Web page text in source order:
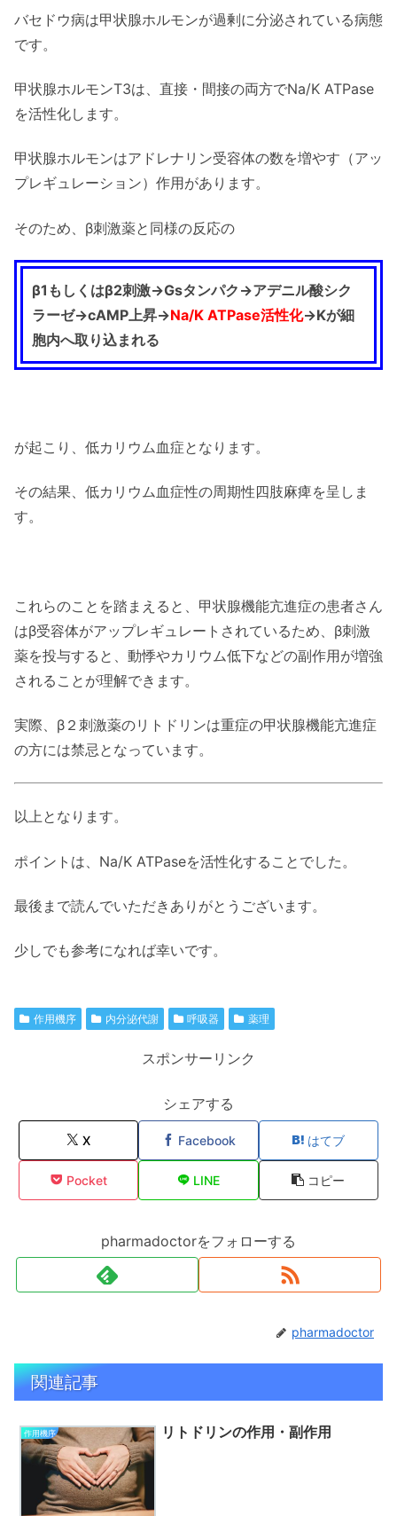
バセドウ病は甲状腺ホルモンが過剰に分泌されている病態
です。
甲状腺ホルモンT3は、直接・間接の両方でNa/K ATPase
を活性化します。
甲状腺ホルモンはアドレナリン受容体の数を増やす（アッ
プレギュレーション）作用があります。
そのため、β刺激薬と同様の反応の
β1もしくはβ2刺激→Gsタンパク→アデニル酸シク
ラーゼ→cAMP上昇→Na/K ATPase活性化→Kが細
胞内へ取り込まれる
が起こり、低カリウム血症となります。
その結果、低カリウム血症性の周期性四肢麻痺を呈しま
す。
これらのことを踏まえると、甲状腺機能亢進症の患者さん
はβ受容体がアップレギュレートされているため、β刺激
薬を投与すると、動悸やカリウム低下などの副作用が増強
されることが理解できます。
実際、β２刺激薬のリトドリンは重症の甲状腺機能亢進症
の方には禁忌となっています。
以上となります。
ポイントは、Na/K ATPaseを活性化することでした。
最後まで読んでいただきありがとうございます。
少しでも参考になれば幸いです。
作用機序 内分泌代謝 呼吸器 薬理
スポンサーリンク
シェアする
X Facebook はてブ
Pocket LINE コピー
pharmadoctorをフォローする
pharmadoctor
関連記事
作用機序 リトドリンの作用・副作用